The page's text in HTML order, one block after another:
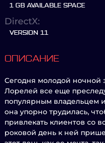
1 GB AVAILABLE SPACE
DirectX:
VERSION 11
ОПИСАНИЕ
Сегодня молодой ночной
Лорелей все еще
популярным владельцем
она упорно трудилась,
привлекать клиентов со
роковой день к ней